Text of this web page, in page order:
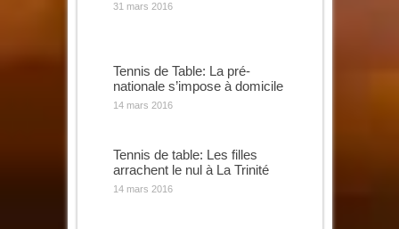
31 mars 2016
Tennis de Table: La pré-
nationale s’impose à domicile
14 mars 2016
Tennis de table: Les filles
arrachent le nul à La Trinité
14 mars 2016